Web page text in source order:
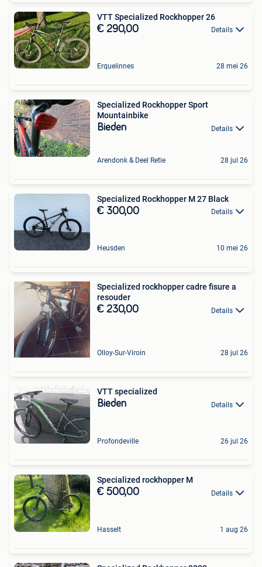
VTT Specialized Rockhopper 26
€ 290,00 Details
Erquelinnes 28 mei 26
Specialized Rockhopper Sport
Mountainbike
Bieden Details
Arendonk & Deel Retie 28 jul 26
Specialized Rockhopper M 27 Black
€ 300,00 Details
Heusden 10 mei 26
Specialized rockhopper cadre fisure a
resouder
€ 230,00 Details
Olloy-Sur-Viroin 28 jul 26
VTT specialized
Bieden Details
Profondeville 26 jul 26
Specialized rockhopper M
€ 500,00 Details
Hasselt 1 aug 26